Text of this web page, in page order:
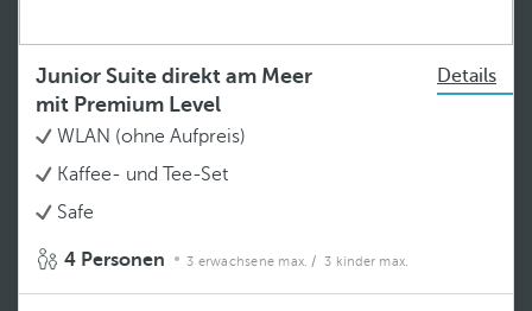
Junior Suite direkt am Meer
mit Premium Level
Details
WLAN (ohne Aufpreis)
Kaffee- und Tee-Set
Safe
4 Personen 3 erwachsene max. / 3 kinder max.